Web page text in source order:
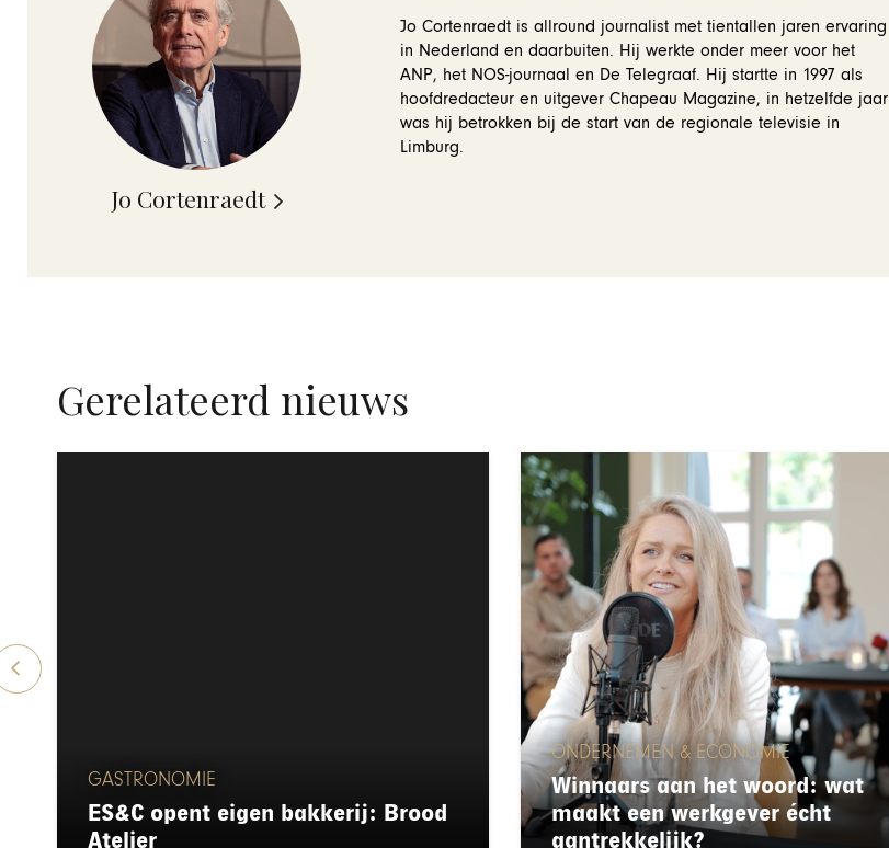
Jo Cortenraedt
Jo Cortenraedt is allround journalist met tientallen jaren ervaring
in Nederland en daarbuiten. Hij werkte onder meer voor het
ANP, het NOS-journaal en De Telegraaf. Hij startte in 1997 als
hoofdredacteur en uitgever Chapeau Magazine, in hetzelfde jaar
was hij betrokken bij de start van de regionale televisie in
Limburg.
Gerelateerd nieuws
GASTRONOMIE
ES&C opent eigen bakkerij: Brood
Atelier
ONDERNEMEN & ECONOMIE
Winnaars aan het woord: wat
maakt een werkgever écht
aantrekkelijk?